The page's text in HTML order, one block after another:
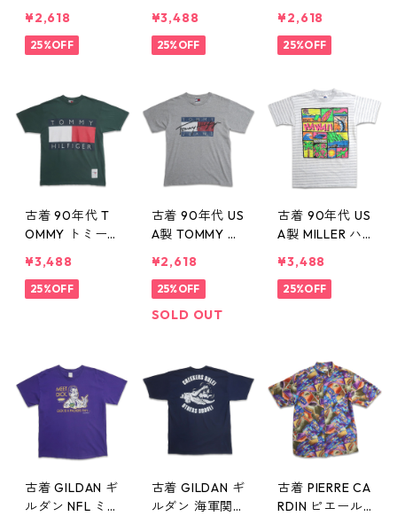
レーヨン 半袖
シャツ ボック
gd409925n
w60629
¥2,618
25%OFF
ポロシャツ ワ
ンポイント ボ
09924n w606
29
¥3,488
25%OFF
ント ボーダー
表記：XL gd4
¥2,618
25%OFF
古着 90年代 T
OMMY トミー
ロゴ プリント
Ｔシャツ グリ
¥3,488
25%OFF
古着 90年代 US
A製 TOMMY ト
ー ロゴ プリン
トＴシャツ 杢
グレー 表記：M
¥2,618
25%OFF
SOLD OUT
古着 90年代 US
A製 MILLER ハ
シャツ ボーダ
ーTシャツ シン
¥3,488
25%OFF
古着 GILDAN ギ
ルダン NFL ミ
古着 GILDAN ギ
ルダン 海軍関
古着 PIERRE CA
RDIN ピエール